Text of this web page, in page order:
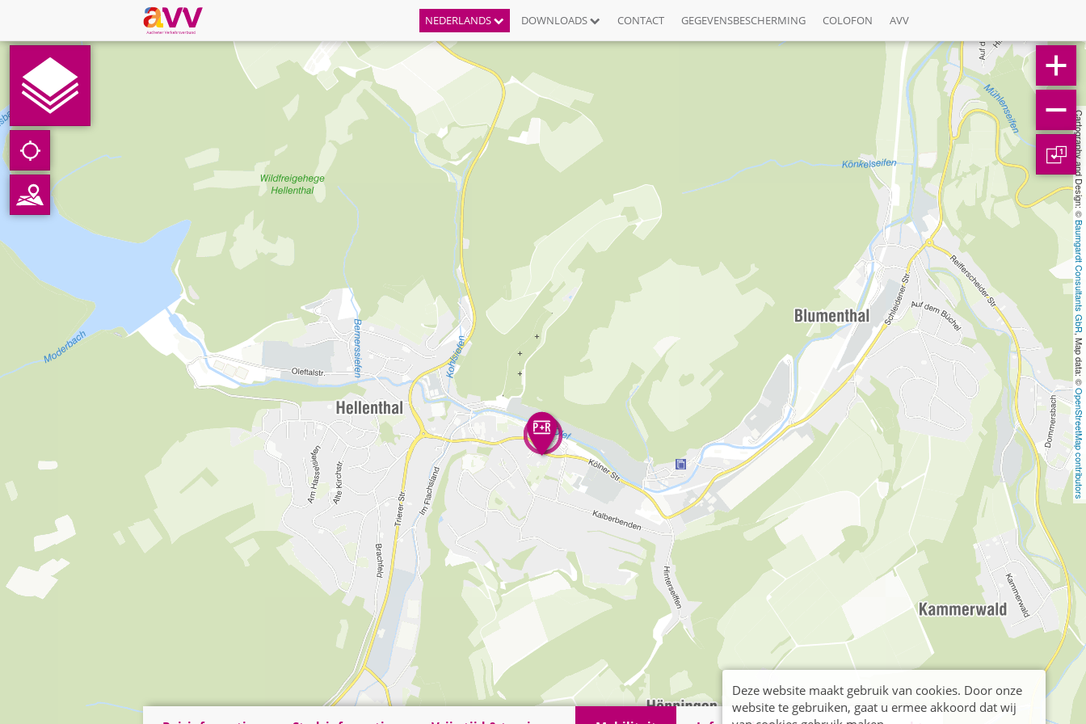
NEDERLANDS DOWNLOADS CONTACT GEGEVENSBESCHERMING COLOFON AVV
Cartography and Design: ©
Baumgardt Consultants GbR
, Map data: ©
OpenStreetMap contributors
1
Deze website maakt gebruik van cookies. Door onze
website te gebruiken, gaat u ermee akkoord dat wij